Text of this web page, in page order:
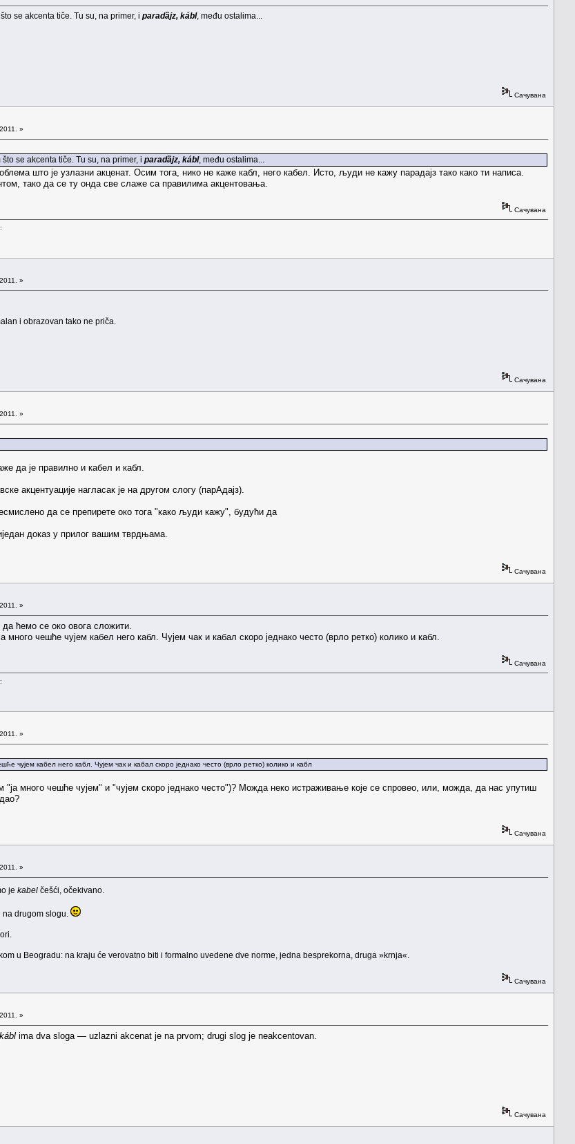
se akcenta tiče. Tu su, na primer, i paradȁjz, kábl, među ostalima...
Сачувана
»
se akcenta tiče. Tu su, na primer, i paradȁjz, kábl, među ostalima...
што је узлазни акценат. Осим тога, нико не каже кабл, него кабел. Исто, људи не кажу парадајз тако како ти написа.
тако да се ту онда све слаже са правилима акцентовања.
Сачувана
»
i obrazovan tako ne priča.
Сачувана
»
да је правилно и кабел и кабл.
акцентуације нагласак је на другом слогу (парАдајз).
да се препирете око тога "како људи кажу", будући да
доказ у прилог вашим тврдњама.
Сачувана
»
ћемо се око овога сложити.
много чешће чујем кабел него кабл. Чујем чак и кабал скоро једнако често (врло ретко) колико и кабл.
Сачувана
»
чујем кабел него кабл. Чујем чак и кабал скоро једнако често (врло ретко) колико и кабл
много чешће чујем" и "чујем скоро једнако често")? Можда неко истраживање које се спровео, или, можда, да нас упутиш
Сачувана
»
je kabel češći, očekivano.
na drugom slogu.
u Beogradu: na kraju će verovatno biti i formalno uvedene dve norme, jedna besprekorna, druga »krnja«.
Сачувана
»
kábl ima dva sloga — uzlazni akcenat je na prvom; drugi slog je neakcentovan.
Сачувана